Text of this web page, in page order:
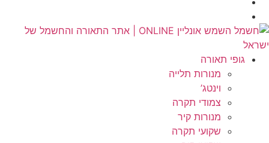
גופי תאורה
מנורות תלייה
וינטג’
צמודי תקרה
מנורות קיר
שקועי תקרה